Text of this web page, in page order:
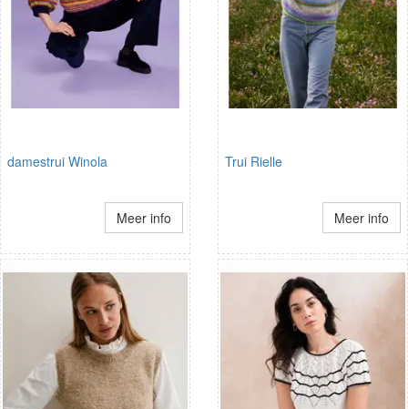
damestrui Winola
Meer info
Trui Rielle
Meer info